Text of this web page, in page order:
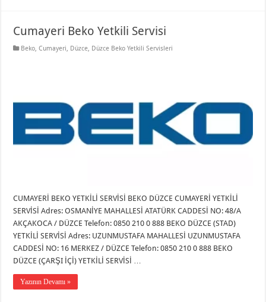
Cumayeri Beko Yetkili Servisi
Beko,Cumayeri, Düzce, Düzce Beko Yetkili Servisleri
CUMAYERİ BEKO YETKİLİ SERVİSİ BEKO DÜZCE CUMAYERİ YETKİLİ
SERVİSİ Adres: OSMANİYE MAHALLESİ ATATÜRK CADDESİ NO: 48/A
AKÇAKOCA / DÜZCE Telefon: 0850 210 0 888 BEKO DÜZCE (STAD)
YETKİLİ SERVİSİ Adres: UZUNMUSTAFA MAHALLESİ UZUNMUSTAFA
CADDESİ NO: 16 MERKEZ / DÜZCE Telefon: 0850 210 0 888 BEKO
DÜZCE (ÇARŞI İÇİ) YETKİLİ SERVİSİ …
Yazının Devamı »